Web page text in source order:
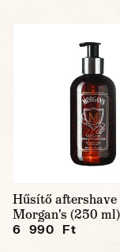
Hűsítő aftershave
Morgan's (250 ml)
6 990 Ft